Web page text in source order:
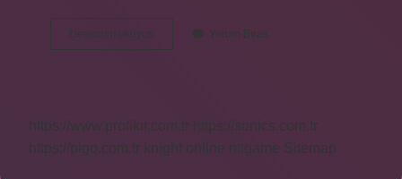
Devamını okuyun
Yeşili
Yorum Bırak
https://www.profikir.com.tr
https://sonics.com.tr
https://pigo.com.tr knight online nttgame Sitemap